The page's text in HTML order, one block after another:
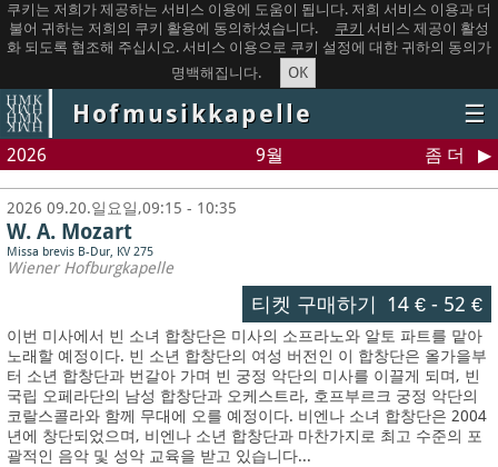
쿠키는 저희가 제공하는 서비스 이용에 도움이 됩니다. 저희 서비스 이용과 더
불어 귀하는 저희의 쿠키 활용에 동의하셨습니다.
쿠키 서비스 제공이 활성
화 되도록 협조해 주십시오. 서비스 이용으로 쿠키 설정에 대한 귀하의 동의가
명백해집니다.
OK
Hofmusikkapelle ☰
2026 9월 좀 더
2026 09.20.일요일,09:15 - 10:35
W. A. Mozart
Missa brevis B-Dur, KV 275
Wiener Hofburgkapelle
티켓 구매하기 14 €- 52 €
이번 미사에서 빈 소녀 합창단은 미사의 소프라노와 알토 파트를 맡아
노래할 예정이다. 빈 소년 합창단의 여성 버전인 이 합창단은 올가을부
터 소년 합창단과 번갈아 가며 빈 궁정 악단의 미사를 이끌게 되며, 빈
국립 오페라단의 남성 합창단과 오케스트라, 호프부르크 궁정 악단의
코랄스콜라와 함께 무대에 오를 예정이다. 비엔나 소녀 합창단은 2004
년에 창단되었으며, 비엔나 소년 합창단과 마찬가지로 최고 수준의 포
괄적인 음악 및 성악 교육을 받고 있습니다...